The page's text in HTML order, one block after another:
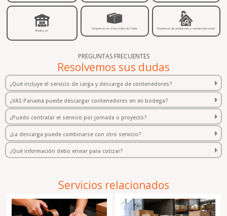
Bodegas Empresas en Zona Libre de Colón Empresas de producción y comercialización
PREGUNTAS FRECUENTES
Resolvemos sus dudas
¿Qué incluye el servicio de carga y descarga de contenedores?
¿VAS Panamá puede descargar contenedores en mi bodega?
¿Puedo contratar el servicio por jornada o proyecto?
¿La descarga puede combinarse con otro servicio?
¿Qué información debo enviar para cotizar?
Servicios relacionados